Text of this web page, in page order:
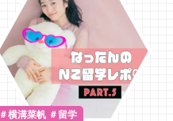
＃横溝菜帆 ＃留学